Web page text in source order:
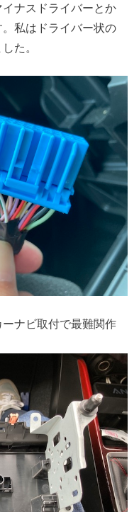
ナスドライバーとか
私はドライバー状の
た。
ナビ取付で最難関作